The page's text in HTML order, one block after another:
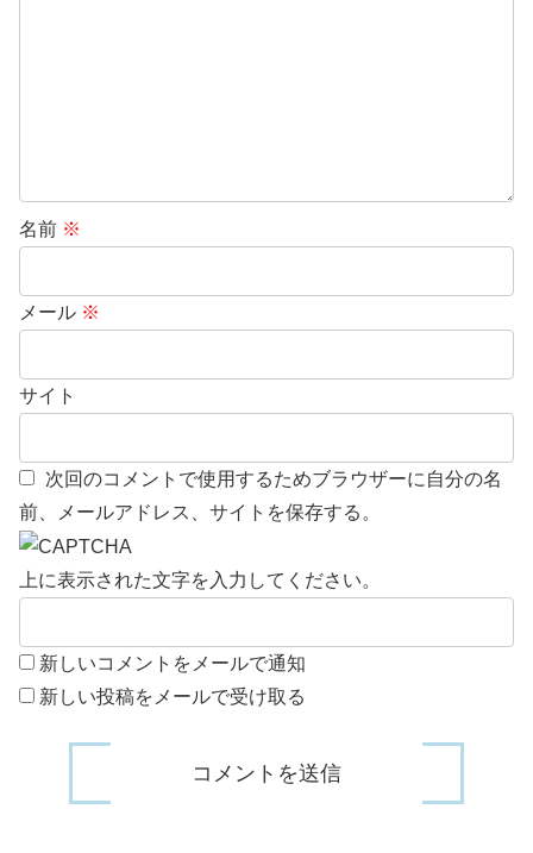
名前 ※
メール ※
サイト
次回のコメントで使用するためブラウザーに自分の名
前、メールアドレス、サイトを保存する。
上に表示された文字を入力してください。
新しいコメントをメールで通知
新しい投稿をメールで受け取る